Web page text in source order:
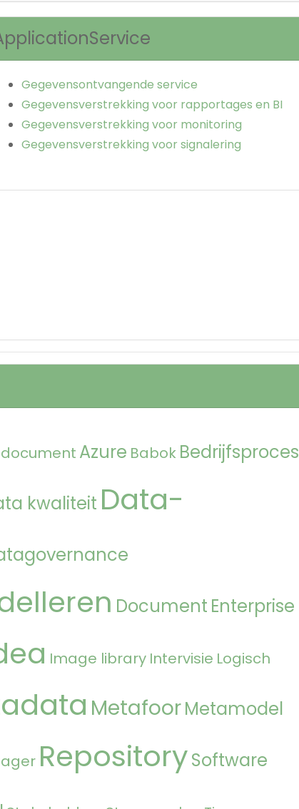
Gegevensontvangende service
Gegevensverstrekking voor rapportages en BI
Gegevensverstrekking voor monitoring
Gegevensverstrekking voor signalering
Azure Babok Bedrijfsproces
kwaliteit Data-
Document Enterprise
Image library Intervisie Logisch
MetafoorMetamodel
RepositorySoftware